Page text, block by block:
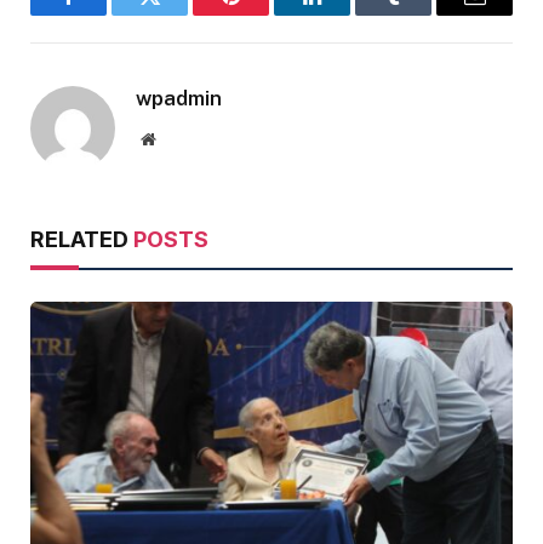
FacebookTwitter Pinterest LinkedInTumblr Email
wpadmin
Website
RELATED POSTS